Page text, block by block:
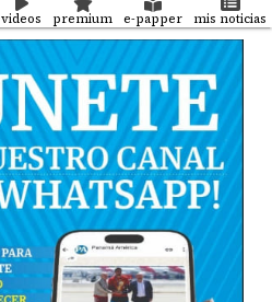
videos premium e-papper mis noticias